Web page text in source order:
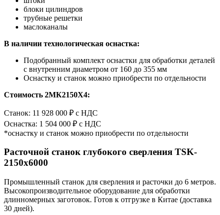
блоки цилиндров
трубные решетки
маслоканалы
В наличии технологическая оснастка:
Подобранный комплект оснастки для обработки деталей
с внутренним диаметром от 160 до 355 мм
Оснастку и станок можно приобрести по отдельности
Стоимость 2МК2150Х4:
Станок: 11 928 000 ₽ с НДС
Оснастка: 1 504 000 ₽ с НДС
*оснастку и станок можно приобрести по отдельности
Расточной станок глубокого сверления TSK-
2150x6000
Промышленный станок для сверления и расточки до 6 метров.
Высокопроизводительное оборудование для обработки
длинномерных заготовок. Готов к отгрузке в Китае (доставка
30 дней).